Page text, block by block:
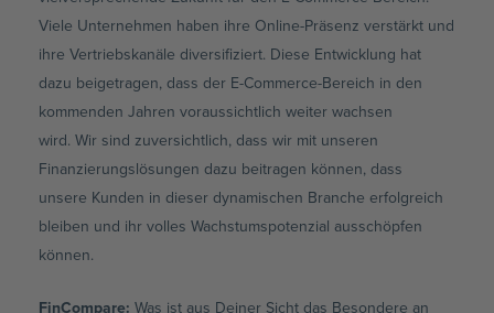
Viele Unternehmen haben ihre Online-Präsenz verstärkt und
ihre Vertriebskanäle diversifiziert. Diese Entwicklung hat
dazu beigetragen, dass der E-Commerce-Bereich in den
kommenden Jahren voraussichtlich weiter wachsen
wird. Wir sind zuversichtlich, dass wir mit unseren
Finanzierungslösungen dazu beitragen können, dass
unsere Kunden in dieser dynamischen Branche erfolgreich
bleiben und ihr volles Wachstumspotenzial ausschöpfen
können.
FinCompare:Was ist aus Deiner Sicht das Besondere an